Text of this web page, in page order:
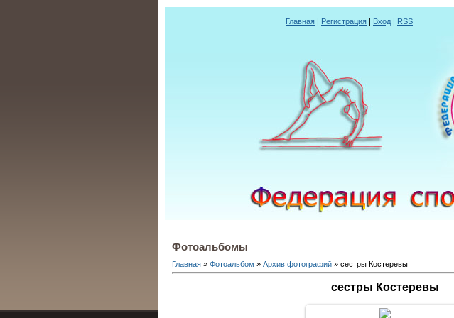
Главная | Регистрация | Вход | RSS
Фотоальбомы
Главная » Фотоальбом » Архив фотографий » сестры Костеревы
сестры Костеревы